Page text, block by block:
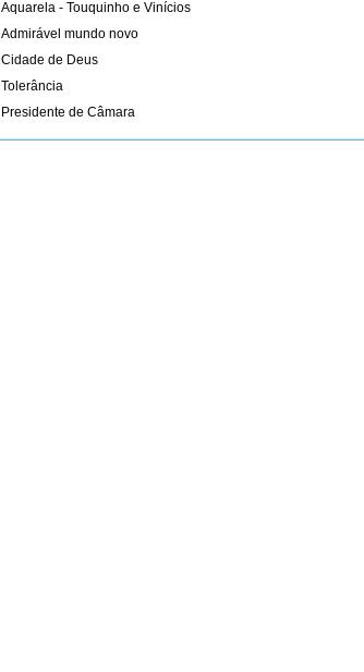
Aquarela - Touquinho e Vinícios
Admirável mundo novo
Cidade de Deus
Tolerância
Presidente de Câmara